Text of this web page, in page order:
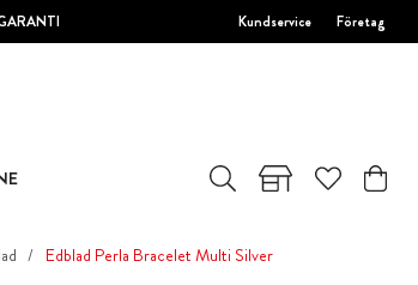
Kundservice Företag
Edblad Perla Bracelet Multi Silver